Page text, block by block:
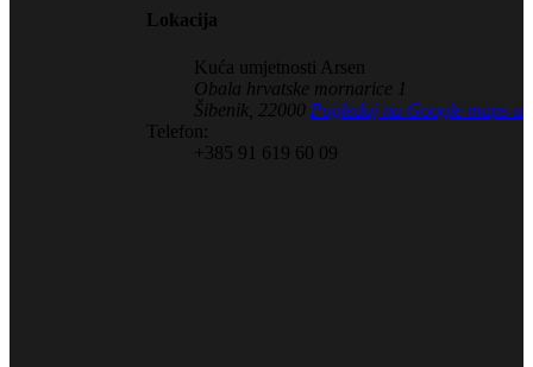
Lokacija
Kuća umjetnosti Arsen
Obala hrvatske mornarice 1
Šibenik
22000 Pogledaj na Google maps-u
Telefon:
+385 91 619 60 09